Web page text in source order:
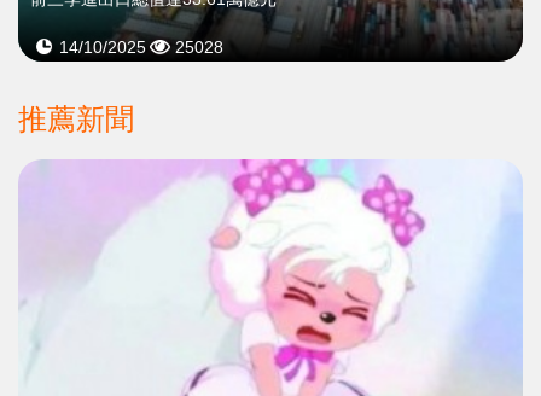
14/10/2025 25028
推薦新聞